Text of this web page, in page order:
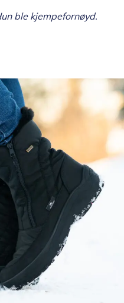
ble kjempefornøyd.